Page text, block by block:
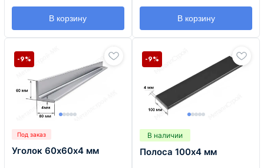
В корзину В корзину
Под заказ
Уголок 60х60х4 мм
-9%
В наличии
Полоса 100х4 мм
-9%